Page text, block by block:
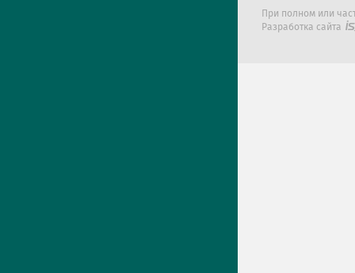
При полном или
Разработка сайта